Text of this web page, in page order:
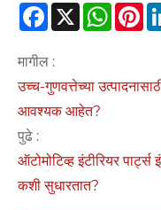
Facebook
X
मागील :
उच्च-गुणवत्तेच्या
आवश्यक आहेत?
पुढे :
ऑटोमोटिव्ह इंटीरियर
कशी सुधारतात?